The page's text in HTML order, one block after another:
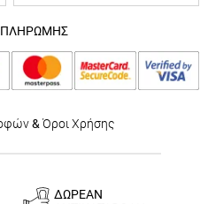
ΠΛΗΡΩΜΗΣ
& Όροι Χρήσης
ΔΩΡΕΑΝ